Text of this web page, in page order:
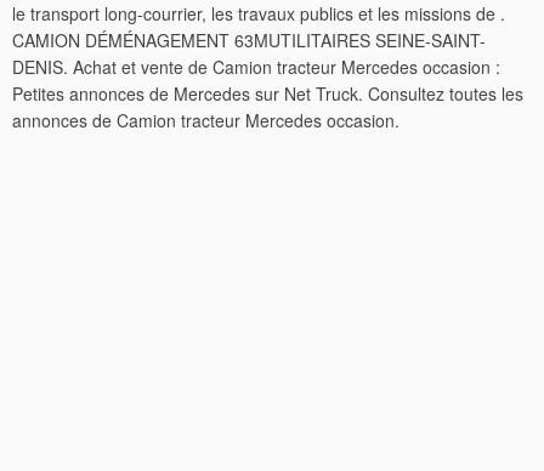
le transport long-courrier, les travaux publics et les missions de .
CAMION DÉMÉNAGEMENT 63MUTILITAIRES SEINE-SAINT-
DENIS. Achat et vente de Camion tracteur Mercedes occasion :
Petites annonces de Mercedes sur Net Truck. Consultez toutes les
annonces de Camion tracteur Mercedes occasion.